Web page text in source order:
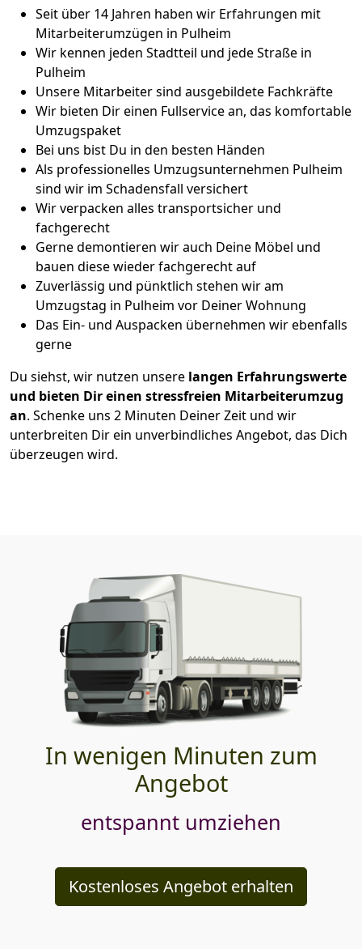
Seit über 14 Jahren haben wir Erfahrungen mit
Mitarbeiterumzügen in Pulheim
Wir kennen jeden Stadtteil und jede Straße in
Pulheim
Unsere Mitarbeiter sind ausgebildete Fachkräfte
Wir bieten Dir einen Fullservice an, das komfortable
Umzugspaket
Bei uns bist Du in den besten Händen
Als professionelles Umzugsunternehmen Pulheim
sind wir im Schadensfall versichert
Wir verpacken alles transportsicher und
fachgerecht
Gerne demontieren wir auch Deine Möbel und
bauen diese wieder fachgerecht auf
Zuverlässig und pünktlich stehen wir am
Umzugstag in Pulheim vor Deiner Wohnung
Das Ein- und Auspacken übernehmen wir ebenfalls
gerne
Du siehst, wir nutzen unsere langen Erfahrungswerte
und bieten Dir einen stressfreien Mitarbeiterumzug
an. Schenke uns 2 Minuten Deiner Zeit und wir
unterbreiten Dir ein unverbindliches Angebot, das Dich
überzeugen wird.
In wenigen Minuten zum
Angebot
entspannt umziehen
Kostenloses Angebot erhalten